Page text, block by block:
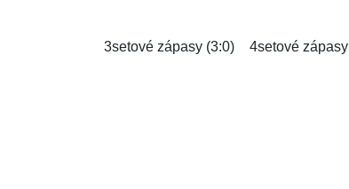
3setové zápasy (3:0)
4setové zápasy